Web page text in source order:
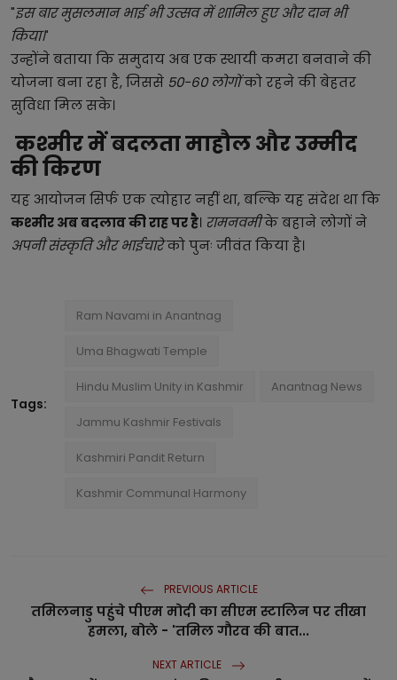
"इस बार मुसलमान भाई भी उत्सव में शामिल हुए और दान भी
किया।"
उन्होंने बताया कि समुदाय अब एक स्थायी कमरा बनवाने की
योजना बना रहा है, जिससे 50-60 लोगोंको रहने की बेहतर
सुविधा मिल सके।
कश्मीर में बदलता माहौल और उम्मीद
की किरण
यह आयोजन सिर्फ एक त्योहार नहीं था, बल्कि यह संदेश था कि
कश्मीर अब बदलाव की राह पर है। रामनवमीके बहाने लोगों ने
अपनी संस्कृति और भाईचारेको पुनः जीवंत किया है।
Tags:
Ram Navami in Anantnag
Uma Bhagwati Temple
Hindu Muslim Unity in Kashmir Anantnag News
Jammu Kashmir Festivals
Kashmiri Pandit Return
Kashmir Communal Harmony
PREVIOUS ARTICLE
तमिलनाडु पहुंचे पीएम मोदी का सीएम स्टालिन पर तीखा
हमला, बोले - 'तमिल गौरव की बात...
NEXT ARTICLE